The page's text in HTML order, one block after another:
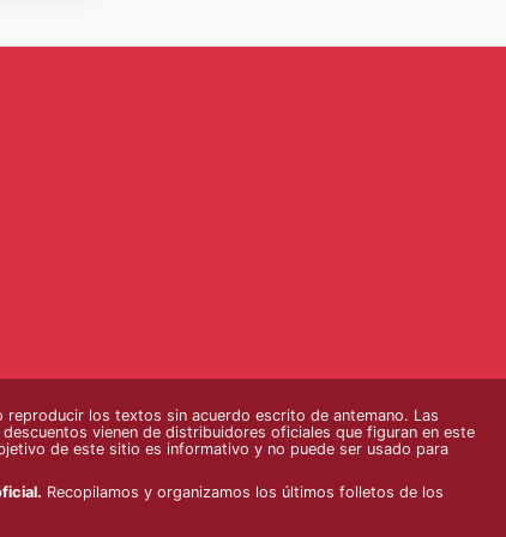
los textos sin acuerdo escrito de antemano. Las
vienen de distribuidores oficiales que figuran en este
de este sitio es informativo y no puede ser usado para
Recopilamos y organizamos los últimos folletos de los